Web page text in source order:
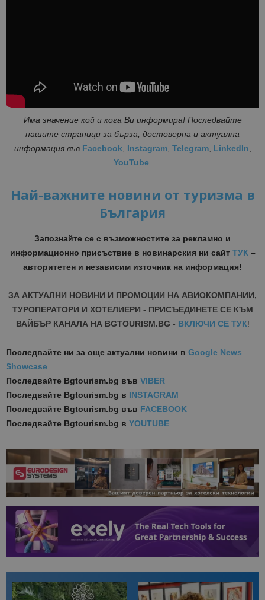
Има значение кой и кога Ви информира! Последвайте
нашите страници за бърза, достоверна и актуална
информация във Facebook Instagram, Telegram, LinkedIn
YouTube
Най-важните новини от туризма в
България
Запознайте се с възможностите за рекламно и
информационно присъствие в новинарския ни сайт ТУК –
авторитетен и независим източник на информация!
ЗА АКТУАЛНИ НОВИНИ И ПРОМОЦИИ НА АВИОКОМПАНИИ,
ТУРОПЕРАТОРИ И ХОТЕЛИЕРИ - ПРИСЪЕДИНЕТЕ СЕ КЪМ
ВАЙБЪР КАНАЛА НА BGTOURISM.BG - ВКЛЮЧИ СЕ ТУК!
Последвайте ни за още актуални новини в Google News
Showcase
Последвайте Bgtourism.bg във VIBER
Последвайте Bgtourism.bg в INSTAGRAM
Последвайте Bgtourism.bg във FACEBOOK
Последвайте Bgtourism.bg в YOUTUBE